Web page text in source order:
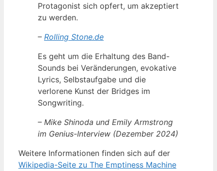
Protagonist sich opfert, um akzeptiert
zu werden.
– Rolling Stone.de
Es geht um die Erhaltung des Band-
Sounds bei Veränderungen, evokative
Lyrics, Selbstaufgabe und die
verlorene Kunst der Bridges im
Songwriting.
– Mike Shinoda und Emily Armstrong
im Genius-Interview (Dezember 2024)
Weitere Informationen finden sich auf der
Wikipedia-Seite zu The Emptiness Machine